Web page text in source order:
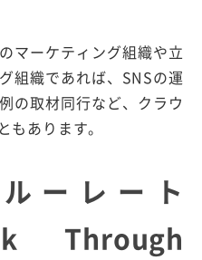
マーケティング組織や立
組織であれば、SNSの運
の取材同行など、クラウ
もあります。
ーレート
Through